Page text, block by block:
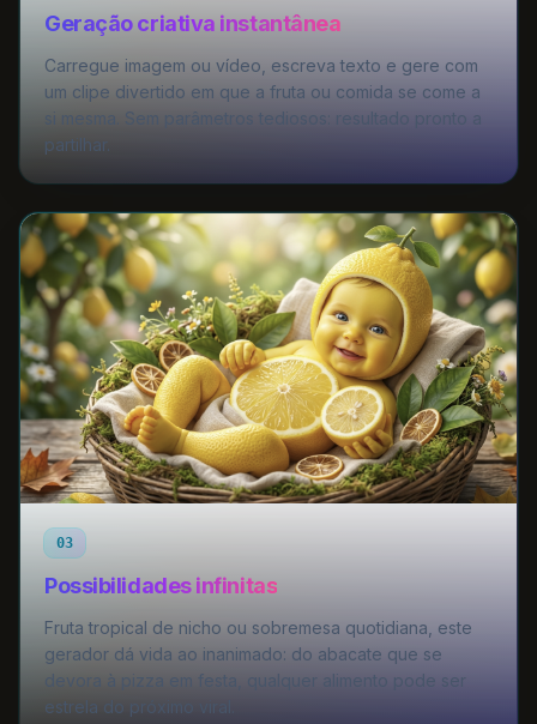
Geração criativa instantânea
Carregue imagem ou vídeo, escreva texto e gere com
um clipe divertido em que a fruta ou comida se come a
si mesma. Sem parâmetros tediosos: resultado pronto a
partilhar.
03
Possibilidades infinitas
Fruta tropical de nicho ou sobremesa quotidiana, este
gerador dá vida ao inanimado: do abacate que se
devora à pizza em festa, qualquer alimento pode ser
estrela do próximo viral.